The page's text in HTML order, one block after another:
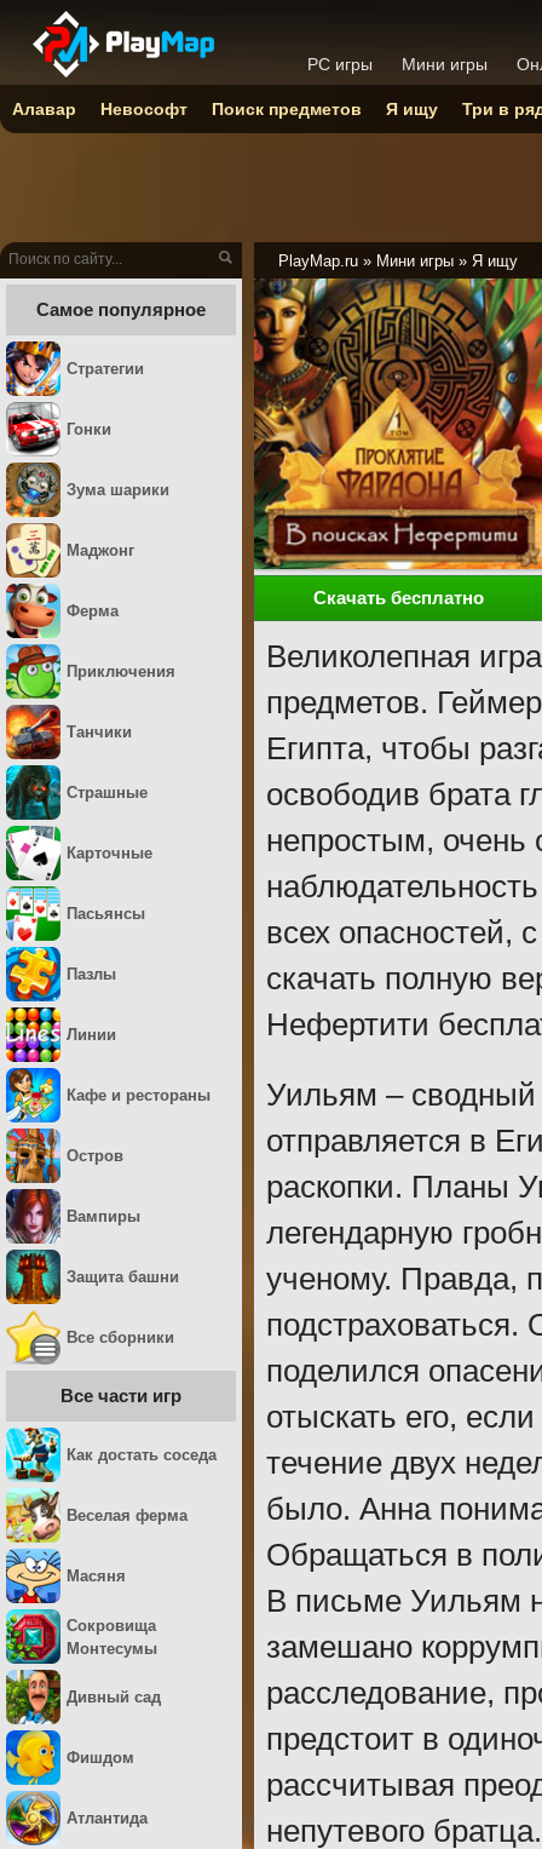
PlayMap.ru » Мини игры » Я ищу
Скачать бесплатно
Великолепная
предметов.
Египта, чтобы
освободив брата
непростым,
всех опасностей,
скачать полную
Нефертити
Уильям – сводный
отправляется в
раскопки. Планы
легендарную
ученому. Правда,
поделился
отыскать его,
течение двух
было. Анна
Обращаться в
В письме Уильям
замешано
расследование,
предстоит в
рассчитывая
непутевого братца.
Самое популярное
Стратегии
Гонки
Зума шарики
Маджонг
Ферма
Приключения
Танчики
Страшные
Карточные
Пасьянсы
Пазлы
Линии
Кафе и рестораны
Остров
Вампиры
Защита башни
Все сборники
Все части игр
Как достать соседа
Веселая ферма
Масяня
Сокровища
Монтесумы
Дивный сад
Фишдом
Атлантида
PC игры Мини игры
Алавар Невософт Поиск предметов Я ищу Три в